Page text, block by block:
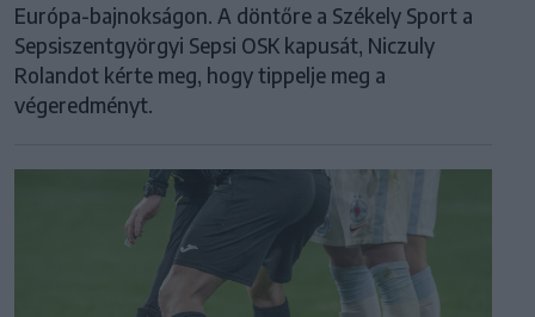
Európa-bajnokságon. A döntőre a Székely Sport a
Sepsiszentgyörgyi Sepsi OSK kapusát, Niczuly
Rolandot kérte meg, hogy tippelje meg a
végeredményt.